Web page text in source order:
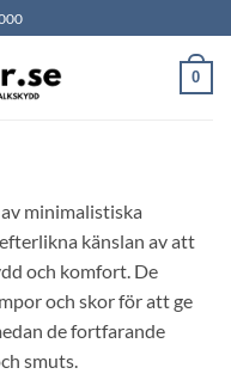
0
minimalistiska
känslan av att
och komfort. De
och skor för att ge
de fortfarande
smuts.